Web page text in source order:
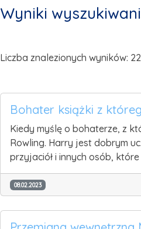
Wyniki
Liczba znalezionych wyników: 22
Bohater książki z
Kiedy myślę o bohaterze, z
Rowling. Harry jest dobrym
przyjaciół i innych osób,
08.02.2023